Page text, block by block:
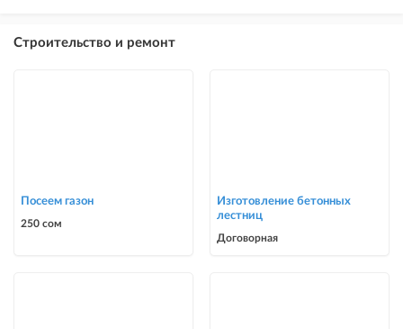
Строительство и ремонт
Посеем газон
250 сом
Изготовление бетонных
лестниц
Договорная